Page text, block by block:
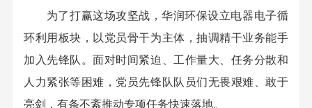
为了打赢这场攻坚战，华润环保设立电器电子循
环利用板块，以党员骨干为主体，抽调精干业务能手
加入先锋队。面对时间紧迫、工作量大、任务分散和
人力紧张等困难，党员先锋队队员们无畏艰难、敢于
亮剑，有条不紊推动专项任务快速落地。